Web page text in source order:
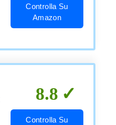
Controlla Su
Amazon
8.8
Controlla Su